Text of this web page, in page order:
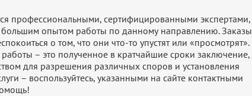
профессиональными, сертифицированными экспертами,
опытом работы по данному направлению.
о том, что они что-то упустят или
– это полученное в кратчайшие сроки заключение,
для разрешения различных споров и установления
– воспользуйтесь, указанными на сайте контактными